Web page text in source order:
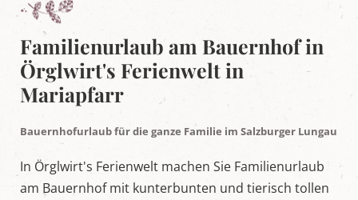
l
i
n
M
a
r
a
a
r
Familienurlaub am Bauernhof in
Örglwirt's Ferienwelt in
Mariapfarr
Bauernhofurlaub für die ganze Familie im Salzburger Lungau
In Örglwirt's Ferienwelt machen Sie Familienurlaub
am Bauernhof mit kunterbunten und tierisch tollen